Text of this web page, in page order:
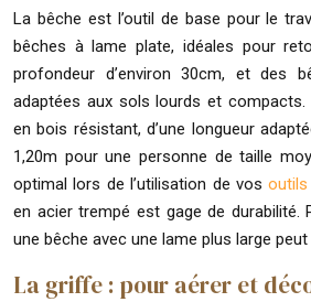
La bêche est l’outil de base pour le
bêches à lame plate, idéales pour
profondeur d’environ 30cm, et des
adaptées aux sols lourds et compacts.
en bois résistant, d’une longueur
1,20m pour une personne de taille
optimal lors de l’utilisation de vosoutils
en acier trempé est gage de durabilité.
une bêche avec une lame plus large
La griffe : pour aérer et